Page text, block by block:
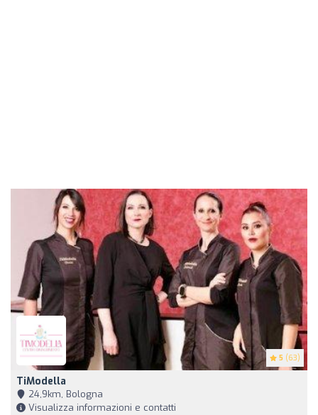
5 (63)
TiModella
24,9km, Bologna
Visualizza informazioni e contatti